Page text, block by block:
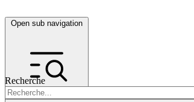
Open sub navigation
Recherche